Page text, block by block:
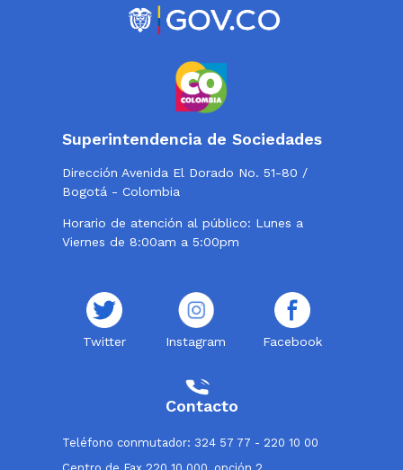
Superintendencia de Sociedades
Dirección Avenida El Dorado No. 51-80 /
Bogotá - Colombia
Horario de atención al público: Lunes a
Viernes de 8:00am a 5:00pm
Twitter Instagram Facebook
Contacto
Teléfono conmutador: 324 57 77 - 220 10 00